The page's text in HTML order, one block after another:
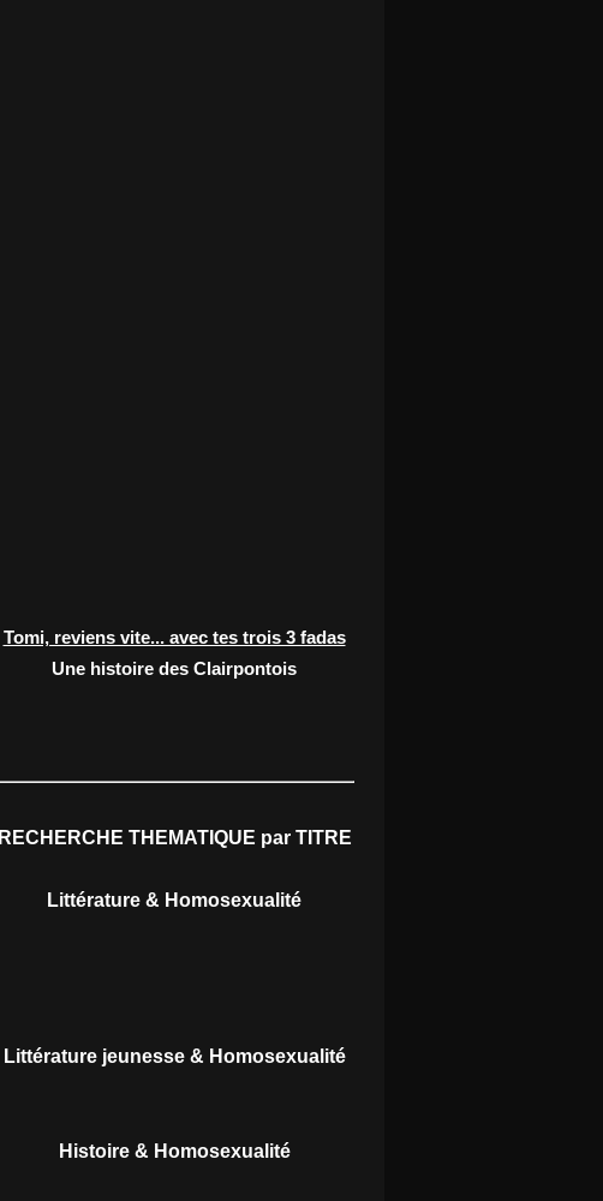
Tomi, reviens vite... avec tes trois 3 fadas
Une histoire des Clairpontois
RECHERCHE THEMATIQUE par TITRE
Littérature & Homosexualité
Littérature jeunesse & Homosexualité
Histoire & Homosexualité